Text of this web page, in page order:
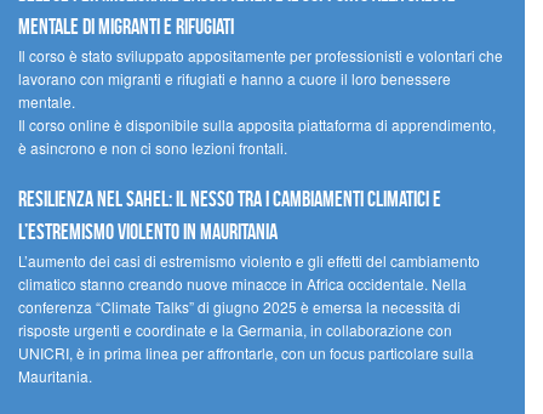
mentale di migranti e rifugiati
Il corso è stato sviluppato appositamente per professionisti e volontari che
lavorano con migranti e rifugiati e hanno a cuore il loro benessere
mentale.
Il corso online è disponibile sulla apposita piattaforma di apprendimento,
è asincrono e non ci sono lezioni frontali.
Resilienza nel Sahel: il nesso tra i cambiamenti climatici e
l’estremismo violento in Mauritania
L’aumento dei casi di estremismo violento e gli effetti del cambiamento
climatico stanno creando nuove minacce in Africa occidentale. Nella
conferenza “Climate Talks” di giugno 2025 è emersa la necessità di
risposte urgenti e coordinate e la Germania, in collaborazione con
UNICRI, è in prima linea per affrontarle, con un focus particolare sulla
Mauritania.